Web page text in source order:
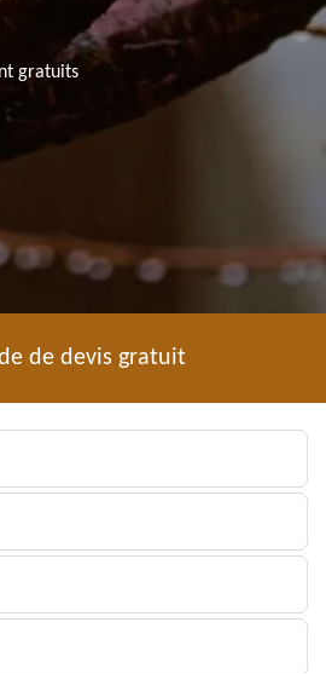
gratuits
de devis gratuit